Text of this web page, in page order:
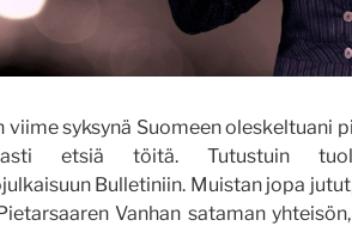
viime syksynä Suomeen oleskeltuani
etsiä töitä. Tutustuin
Bulletiniin. Muistan jopa
Vanhan sataman